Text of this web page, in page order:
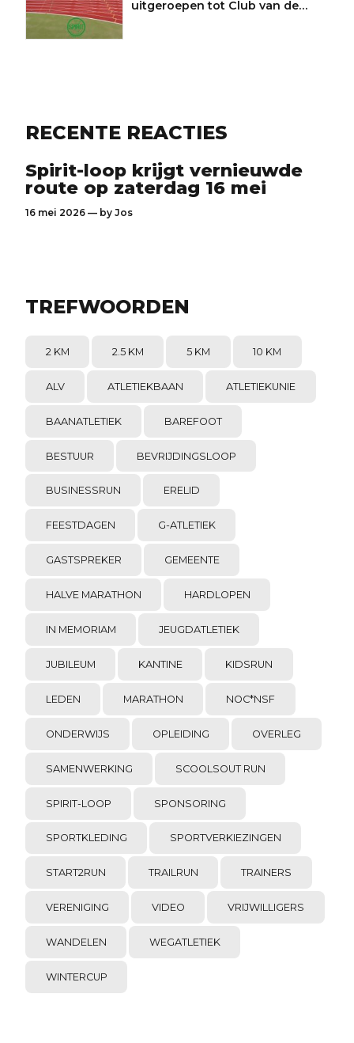
uitgeroepen tot Club van de
RECENTE REACTIES
Spirit-loop krijgt vernieuwde
route op zaterdag 16 mei
16 mei 2026 — by Jos
TREFWOORDEN
2 KM 2.5 KM 5 KM 10 KM
ALV ATLETIEKBAAN ATLETIEKUNIE
BAANATLETIEK BAREFOOT
BESTUUR BEVRIJDINGSLOOP
BUSINESSRUN ERELID
FEESTDAGEN G-ATLETIEK
GASTSPREKER GEMEENTE
HALVE MARATHON HARDLOPEN
IN MEMORIAM JEUGDATLETIEK
JUBILEUM KANTINE KIDSRUN
LEDEN MARATHON NOC*NSF
ONDERWIJS OPLEIDING OVERLEG
SAMENWERKING SCOOLSOUT RUN
SPIRIT-LOOP SPONSORING
SPORTKLEDING SPORTVERKIEZINGEN
START2RUN TRAILRUN TRAINERS
VERENIGING VIDEO VRIJWILLIGERS
WANDELEN WEGATLETIEK
WINTERCUP